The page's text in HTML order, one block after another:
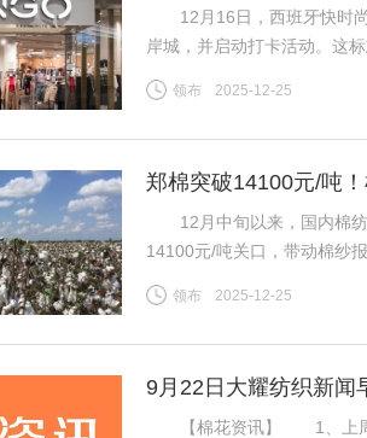
12月16日，西班牙快时尚
岸城，并启动打卡活动。
20世纪80年代初，西班牙开
领布 2025-12-25
郑棉突破14100元/吨
地市场
12月中旬以来，国内棉纺
14100元/吨关口，带动棉纱
挤压，行业竞争格局生变
领布 2025-12-25
9月22日大耀纺织新闻
【棉花资讯】 1、上周国